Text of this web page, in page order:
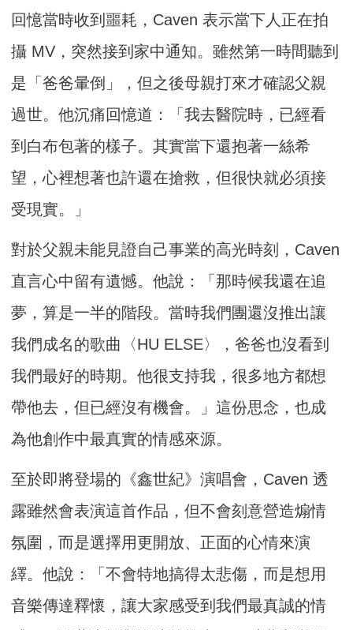
回憶當時收到噩耗，Caven 表示當下人正在拍
攝 MV，突然接到家中通知。雖然第一時間聽到
是「爸爸暈倒」，但之後母親打來才確認父親
過世。他沉痛回憶道：「我去醫院時，已經看
到白布包著的樣子。其實當下還抱著一絲希
望，心裡想著也許還在搶救，但很快就必須接
受現實。」
對於父親未能見證自己事業的高光時刻，Caven
直言心中留有遺憾。他說：「那時候我還在追
夢，算是一半的階段。當時我們團還沒推出讓
我們成名的歌曲〈HU ELSE〉，爸爸也沒看到
我們最好的時期。他很支持我，很多地方都想
帶他去，但已經沒有機會。」這份思念，也成
為他創作中最真實的情感來源。
至於即將登場的《鑫世紀》演唱會，Caven 透
露雖然會表演這首作品，但不會刻意營造煽情
氛圍，而是選擇用更開放、正面的心情來演
繹。他說：「不會特地搞得太悲傷，而是想用
音樂傳達釋懷，讓大家感受到我們最真誠的情